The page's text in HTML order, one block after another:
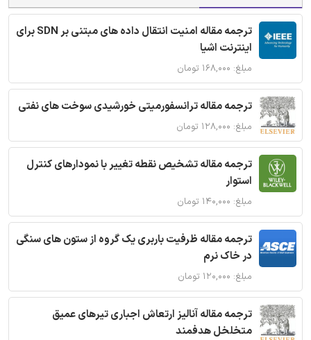
ترجمه مقاله امنیت انتقال داده های مبتنی بر SDN برای
اینترنت اشیا
مبلغ: ۱۶۸,۰۰۰ تومان
ترجمه مقاله ترانسفورمیتی خورشیدی سوخت های نفتی
مبلغ: ۱۲۸,۰۰۰ تومان
ترجمه مقاله تشخیص نقطه تغییر با نمودارهای کنترل
استوار
مبلغ: ۱۴۰,۰۰۰ تومان
ترجمه مقاله ظرفیت باربری یک گروه از ستون های سنگی
در خاک نرم
مبلغ: ۱۲۰,۰۰۰ تومان
ترجمه مقاله آنالیز ارتعاش اجباری تیرهای عمیق
متخلخل هدفمند